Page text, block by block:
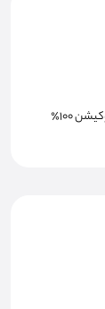
برخورداری از آی‌پی ثابت و اختصاصی با لوکیشن ۱۰۰٪